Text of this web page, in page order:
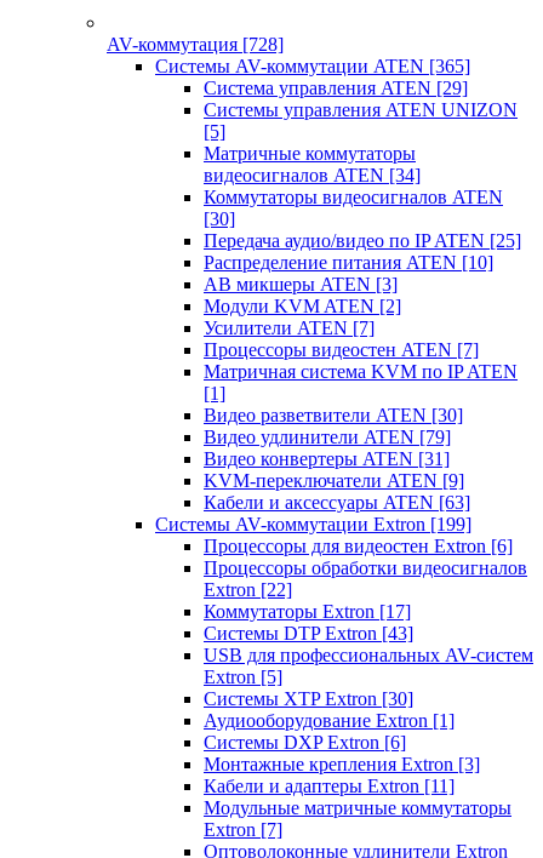
AV-коммутация [728]
Системы AV-коммутации ATEN [365]
Система управления ATEN [29]
Системы управления ATEN UNIZON
[5]
Матричные коммутаторы
видеосигналов ATEN [34]
Коммутаторы видеосигналов ATEN
[30]
Передача аудио/видео по IP ATEN [25]
Распределение питания ATEN [10]
АВ микшеры ATEN [3]
Модули KVM ATEN [2]
Усилители ATEN [7]
Процессоры видеостен ATEN [7]
Матричная система KVM по IP ATEN
[1]
Видео разветвители ATEN [30]
Видео удлинители ATEN [79]
Видео конвертеры ATEN [31]
KVM-переключатели ATEN [9]
Кабели и аксессуары ATEN [63]
Системы AV-коммутации Extron [199]
Процессоры для видеостен Extron [6]
Процессоры обработки видеосигналов
Extron [22]
Коммутаторы Extron [17]
Системы DTP Extron [43]
USB для профессиональных AV-систем
Extron [5]
Системы XTP Extron [30]
Аудиооборудование Extron [1]
Системы DXP Extron [6]
Монтажные крепления Extron [3]
Кабели и адаптеры Extron [11]
Модульные матричные коммутаторы
Extron [7]
Оптоволоконные удлинители Extron